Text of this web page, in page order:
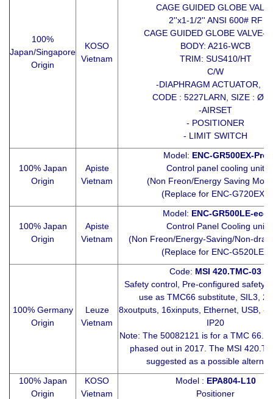
100%
Japan/Singapore
Origin
KOSO
Vietnam
CAGE GUIDED GLOBE
2''x1-1/2'' ANSI 600# RF
CAGE GUIDED GLOBE VALVE-
BODY: A216-WCB
TRIM: SUS410/HT
C/W
-DIAPHRAGM ACTUATOR,
CODE : 5227LARN, SIZE :
-AIRSET
- POSITIONER
- LIMIT SWITCH
100% Japan
Origin
Apiste
Vietnam
Model: ENC-GR500EX-Pro
Control panel cooling unit
(Non Freon/Energy Saving
(Replace for ENC-G720EX )
100% Japan
Origin
Apiste
Vietnam
Model: ENC-GR500LE-eco
Control Panel Cooling unit
(Non Freon/Energy-Saving/Non-
(Replace for ENC-G520LE )
100% Germany
Origin
Leuze
Vietnam
Code: MSI 420.TMC-03
Safety control, Pre-configured safety
use as TMC66 substitute, SIL3,
8xoutputs, 16xinputs, Ethernet, USB, -
IP20
Note: The 50082121 is for a TMC 66.
phased out in 2017. The MSI
suggested as a possible
100% Japan
Origin
KOSO
Vietnam
Model : EPA804-L10
Positioner